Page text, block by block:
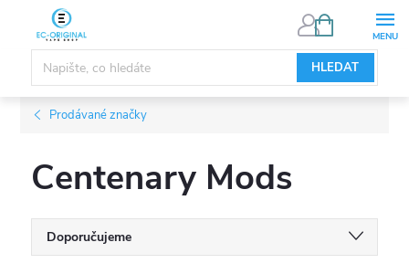
obsah
HLEDAT
NÁKUPNÍ
Prodávané značky
Centenary Mods
Ř
Doporučujeme